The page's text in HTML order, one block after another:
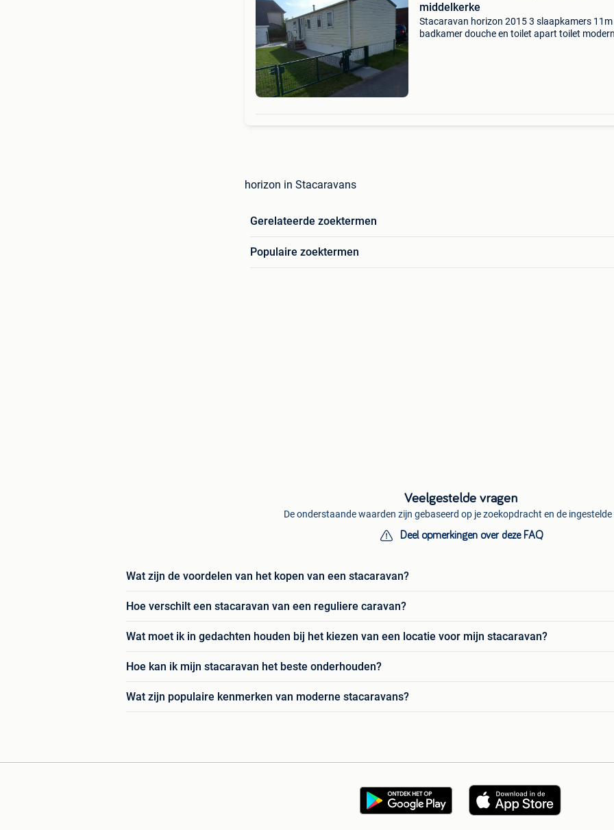
middelkerke
Stacaravan horizon 2015 3 slaapkamers 11m
badkamer douche en toilet apart toilet
horizon in Stacaravans
Gerelateerde zoektermen
Populaire zoektermen
Veelgestelde vragen
De onderstaande waarden zijn gebaseerd op je zoekopdracht en de
Deel opmerkingen over deze FAQ
Wat zijn de voordelen van het kopen van een stacaravan?
Hoe verschilt een stacaravan van een reguliere caravan?
Wat moet ik in gedachten houden bij het kiezen van een locatie voor mijn stacaravan?
Hoe kan ik mijn stacaravan het beste onderhouden?
Wat zijn populaire kenmerken van moderne stacaravans?